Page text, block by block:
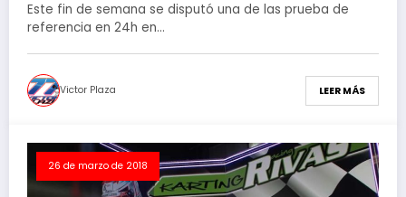
Este fin de semana se disputó una de las prueba de
referencia en 24h en…
Victor Plaza LEER MÁS
26 de marzo de 2018